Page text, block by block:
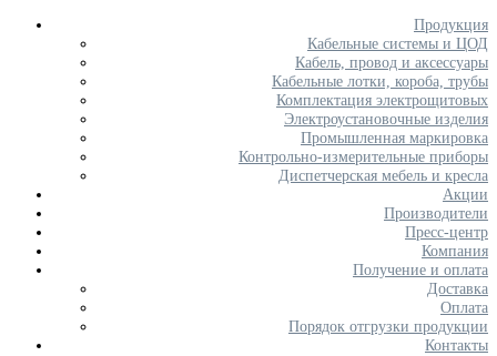
Продукция
Кабельные системы и ЦОД
Кабель, провод и аксессуары
Кабельные лотки, короба, трубы
Комплектация электрощитовых
Электроустановочные изделия
Промышленная маркировка
Контрольно-измерительные приборы
Диспетчерская мебель и кресла
Акции
Производители
Пресс-центр
Компания
Получение и оплата
Доставка
Оплата
Порядок отгрузки продукции
Контакты